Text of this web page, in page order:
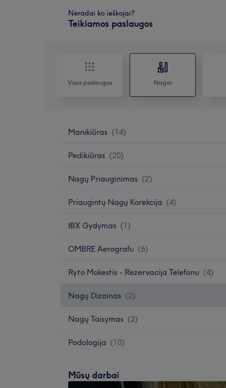
Neradai ko ieškojai?
Teikiamos paslaugos
Visos paslaugos Nagai
Manikiūras (14)
Pedikiūras (20)
Nagų Priauginimas (2)
Priaugintų Nagų Korekcija (4)
IBX Gydymas (1)
OMBRE Aerografu (6)
Ryto Mokestis - Rezervacija Telefonu (4)
Nagų Dizainas (2)
Nagų Taisymas (2)
Podologija (10)
Mūsų darbai